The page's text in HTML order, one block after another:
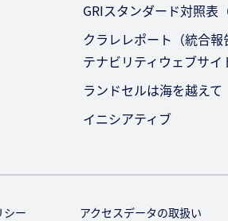
GRIスタンダード対照表
クラレレポート（統合
テナビリティウェブサイ
ランドセルは海を越えて
イニシアティブ
シー アクセスデータの取扱い